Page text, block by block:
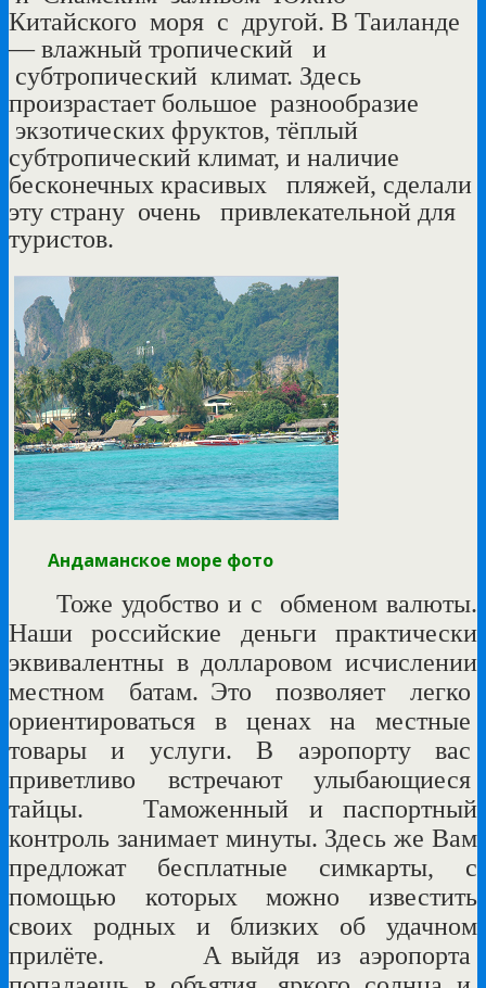
Китайского моря с другой. В Таиланде
— влажный тропический и
субтропический климат. Здесь
произрастает большое разнообразие
экзотических фруктов, тёплый
субтропический климат, и наличие
бесконечных красивых пляжей, сделали
эту страну очень привлекательной для
туристов.
Андаманское море фото
Тоже удобство и c обменом валюты.
Наши российские деньги практически
эквивалентны в долларовом исчислении
местном батам. Это
позволяет
легко
ориентироваться
в ценах на
местные
товары
и услуги. В аэропорту
вас
приветливо
встречают
улыбающиеся
тайцы.
Таможенный и паспортный
контроль занимает минуты. Здесь же Вам
предложат бесплатные симкарты, с
помощью которых можно известить
своих родных и близких об удачном
прилёте.
А выйдя из
аэропорта